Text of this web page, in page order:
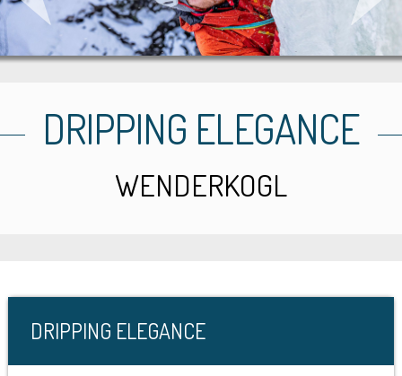
DRIPPING ELEGANCE
WENDERKOGL
DRIPPING ELEGANCE